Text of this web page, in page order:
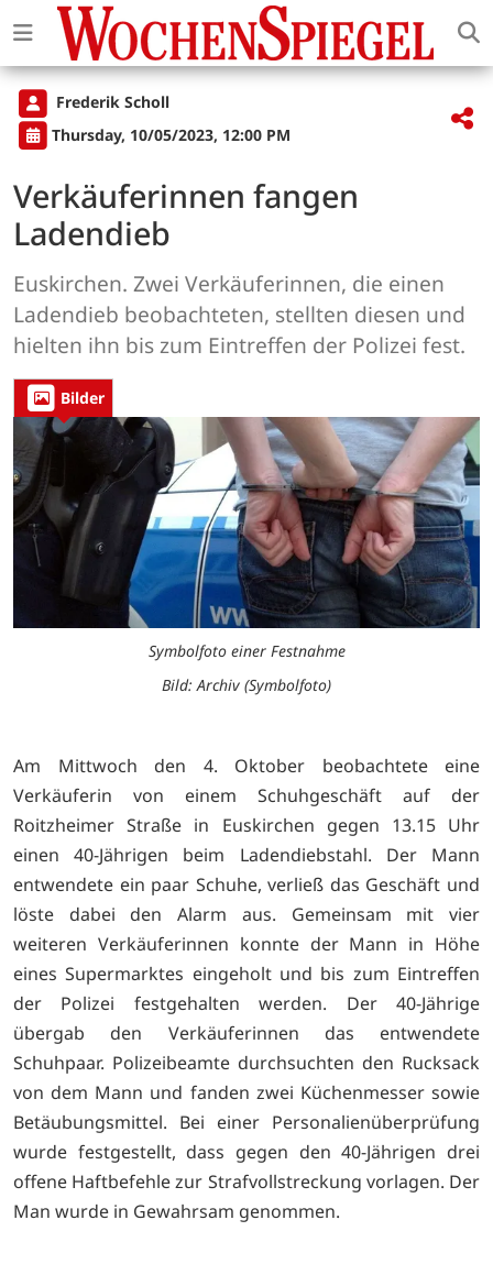
Frederik Scholl
Thursday, 10/05/2023, 12:00 PM
Verkäuferinnen fangen
Ladendieb
Euskirchen. Zwei Verkäuferinnen, die einen
Ladendieb beobachteten, stellten diesen und
hielten ihn bis zum Eintreffen der Polizei fest.
Bilder
Symbolfoto einer Festnahme
Bild: Archiv (Symbolfoto)
Am Mittwoch den 4. Oktober beobachtete eine
Verkäuferin von einem Schuhgeschäft auf der
Roitzheimer Straße in Euskirchen gegen 13.15 Uhr
einen 40-Jährigen beim Ladendiebstahl. Der Mann
entwendete ein paar Schuhe, verließ das Geschäft und
löste dabei den Alarm aus. Gemeinsam mit vier
weiteren Verkäuferinnen konnte der Mann in Höhe
eines Supermarktes eingeholt und bis zum Eintreffen
der Polizei festgehalten werden. Der 40-Jährige
übergab den Verkäuferinnen das entwendete
Schuhpaar. Polizeibeamte durchsuchten den Rucksack
von dem Mann und fanden zwei Küchenmesser sowie
Betäubungsmittel. Bei einer Personalienüberprüfung
wurde festgestellt, dass gegen den 40-Jährigen drei
offene Haftbefehle zur Strafvollstreckung vorlagen. Der
Man wurde in Gewahrsam genommen.